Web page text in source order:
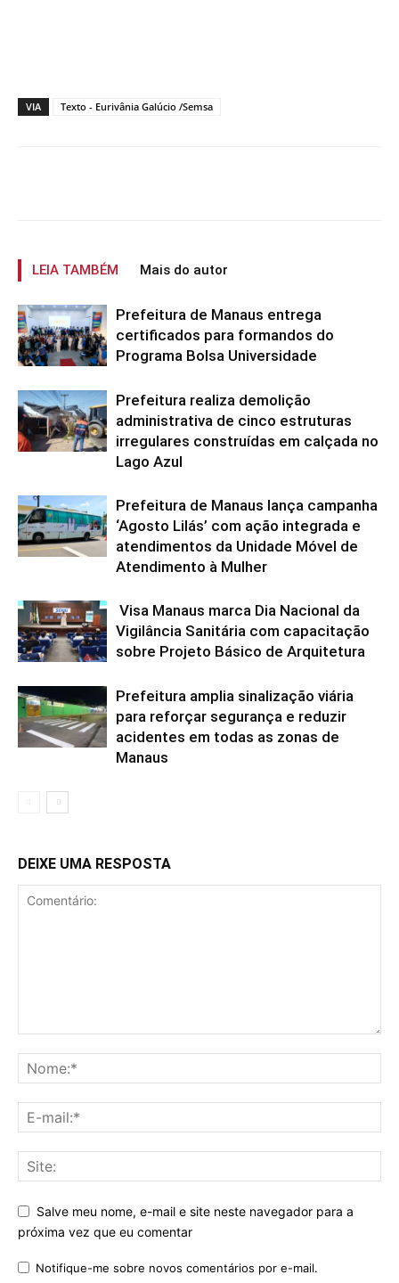
VIA Texto - Eurivânia Galúcio /Semsa
LEIA TAMBÉM Mais do autor
Prefeitura de Manaus entrega
certificados para formandos do
Programa Bolsa Universidade
Prefeitura realiza demolição
administrativa de cinco estruturas
irregulares construídas em calçada no
Lago Azul
Prefeitura de Manaus lança campanha
‘Agosto Lilás’ com ação integrada e
atendimentos da Unidade Móvel de
Atendimento à Mulher
Visa Manaus marca Dia Nacional da
Vigilância Sanitária com capacitação
sobre Projeto Básico de Arquitetura
Prefeitura amplia sinalização viária
para reforçar segurança e reduzir
acidentes em todas as zonas de
Manaus
DEIXE UMA RESPOSTA
Salve meu nome, e-mail e site neste navegador para a
próxima vez que eu comentar
Notifique-me sobre novos comentários por e-mail.